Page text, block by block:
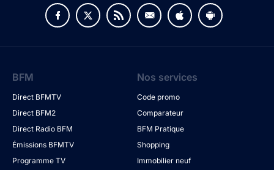
BFM
Direct BFMTV
Direct BFM2
Direct Radio BFM
Émissions BFMTV
Programme TV
Nos services
Code promo
Comparateur
BFM Pratique
Shopping
Immobilier neuf